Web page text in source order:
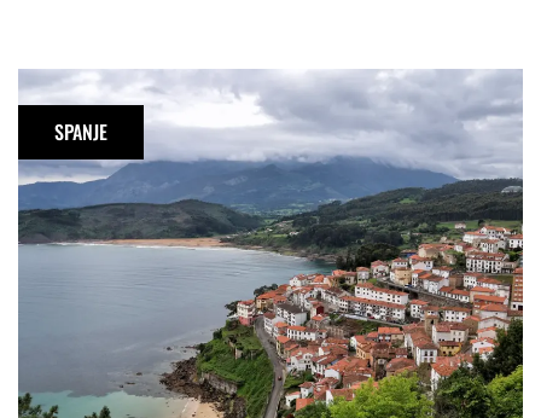
Rondreis
Asturië:
een
route
langs
van
SPANJE